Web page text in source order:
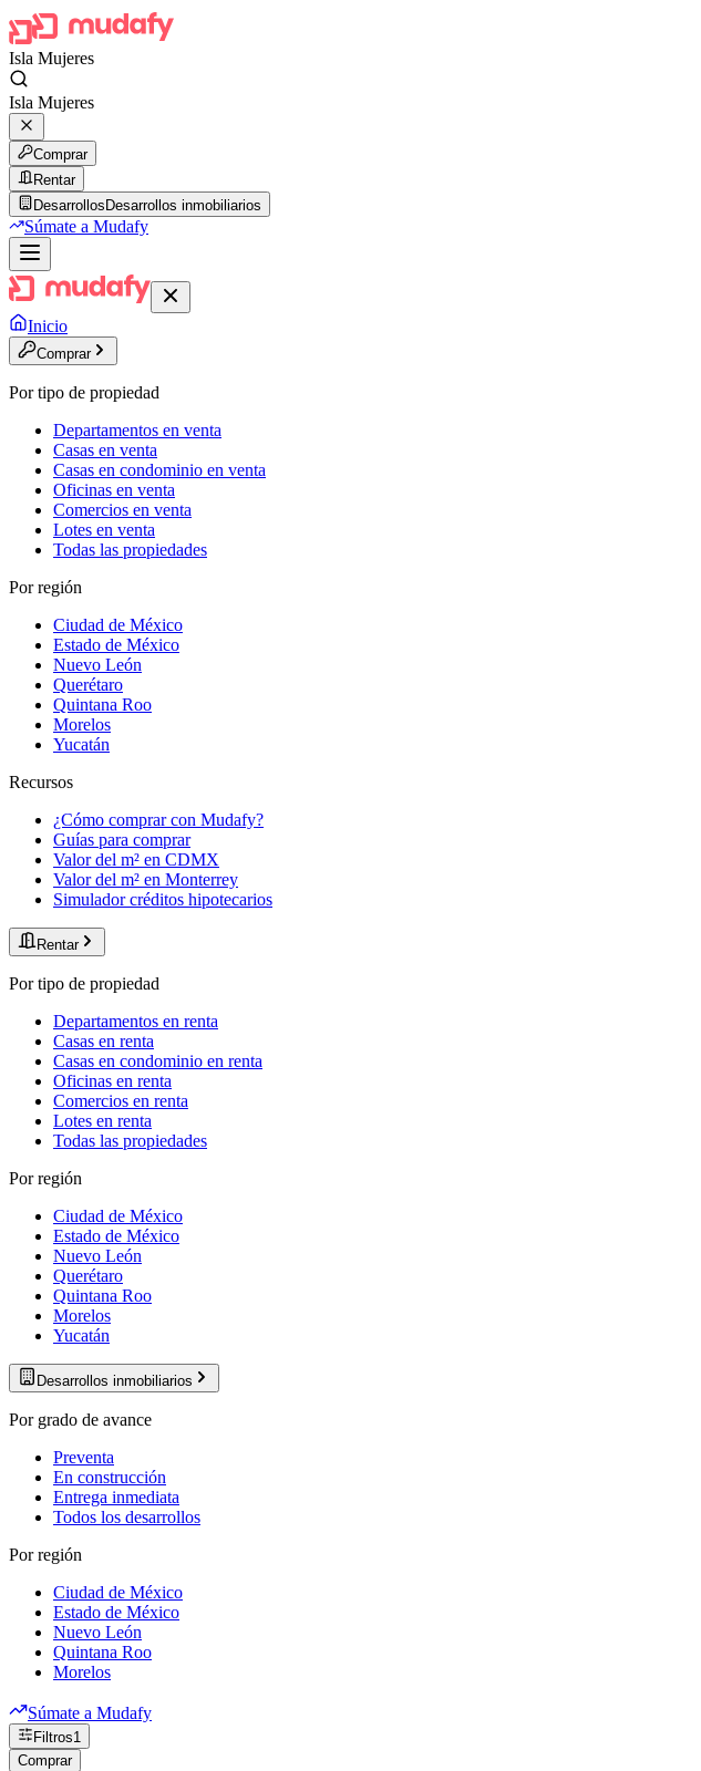
Isla Mujeres
Isla Mujeres
Comprar
Rentar
Desarrollos Desarrollos inmobiliarios
Súmate a Mudafy
Inicio
Comprar
Por tipo de propiedad
Departamentos en venta
Casas en venta
Casas en condominio en venta
Oficinas en venta
Comercios en venta
Lotes en venta
Todas las propiedades
Por región
Ciudad de México
Estado de México
Nuevo León
Querétaro
Quintana Roo
Morelos
Yucatán
Recursos
¿Cómo comprar con Mudafy?
Guías para comprar
Valor del m² en CDMX
Valor del m² en Monterrey
Simulador créditos hipotecarios
Rentar
Por tipo de propiedad
Departamentos en renta
Casas en renta
Casas en condominio en renta
Oficinas en renta
Comercios en renta
Lotes en renta
Todas las propiedades
Por región
Ciudad de México
Estado de México
Nuevo León
Querétaro
Quintana Roo
Morelos
Yucatán
Desarrollos inmobiliarios
Por grado de avance
Preventa
En construcción
Entrega inmediata
Todos los desarrollos
Por región
Ciudad de México
Estado de México
Nuevo León
Quintana Roo
Morelos
Súmate a Mudafy
Filtros1
Comprar